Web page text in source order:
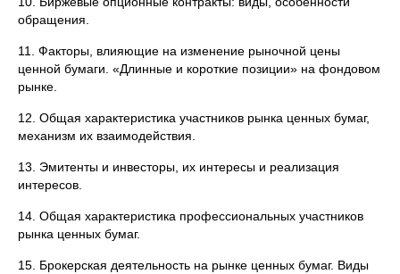
обращения.
11. Факторы, влияющие на изменение рыночной цены
ценной бумаги. «Длинные и короткие позиции» на фондовом
рынке.
12. Общая характеристика участников рынка ценных бумаг,
механизм их взаимодействия.
13. Эмитенты и инвесторы, их интересы и реализация
интересов.
14. Общая характеристика профессиональных участников
рынка ценных бумаг.
15. Брокерская деятельность на рынке ценных бумаг. Виды